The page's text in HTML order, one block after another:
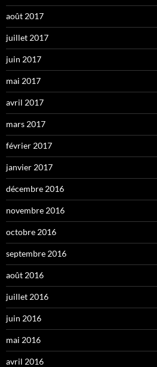
août 2017
juillet 2017
juin 2017
mai 2017
avril 2017
mars 2017
février 2017
janvier 2017
décembre 2016
novembre 2016
octobre 2016
septembre 2016
août 2016
juillet 2016
juin 2016
mai 2016
avril 2016